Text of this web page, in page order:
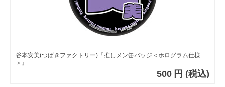
谷本安美(つばきファクトリー)『推しメン缶バッジ＜ホログラム仕様
＞』
500 円 (税込)